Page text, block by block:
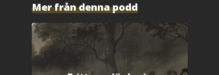
k
(
p
p
n
a
s
t
t
Mer från denna podd